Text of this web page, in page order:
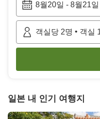
8월20일 - 8월21일
객실당 2명 • 객실
일본 내 인기 여행지